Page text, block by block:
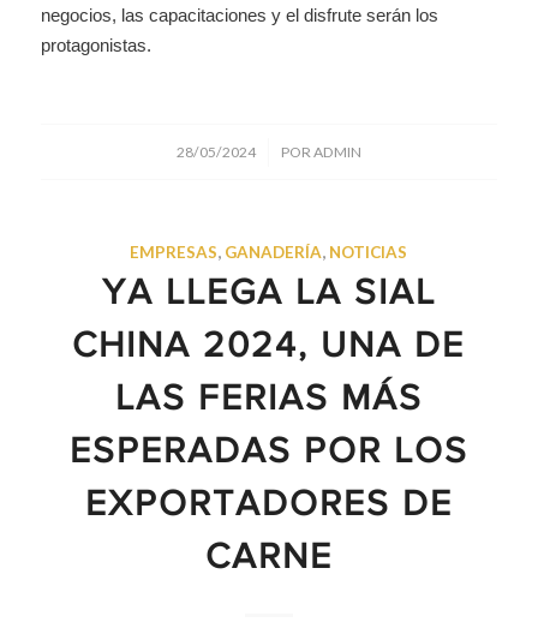
negocios, las capacitaciones y el disfrute serán los
protagonistas.
28/05/2024
/ POR ADMIN
EMPRESAS, GANADERÍA, NOTICIAS
YA LLEGA LA SIAL
CHINA 2024, UNA DE
LAS FERIAS MÁS
ESPERADAS POR LOS
EXPORTADORES DE
CARNE